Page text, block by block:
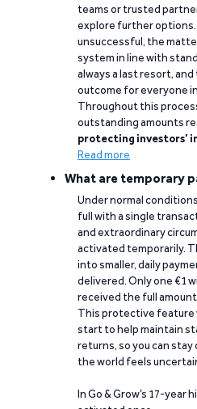
teams or trusted
explore further options.
unsuccessful, the
system in line with
always a last resort,
outcome for everyone
Throughout this
outstanding amounts
protecting investors’
Read more
What are temporary
Under normal
full with a single
and extraordinary
activated temporarily.
into smaller, daily
delivered. Only one €1
received the full
This protective feature
start to help maintain
returns, so you can
the world feels
In Go & Grow’s 17-year